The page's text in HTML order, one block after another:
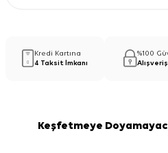
Kredi Kartına
4 Taksit İmkanı
%100
Alışveriş
Keşfetmeye